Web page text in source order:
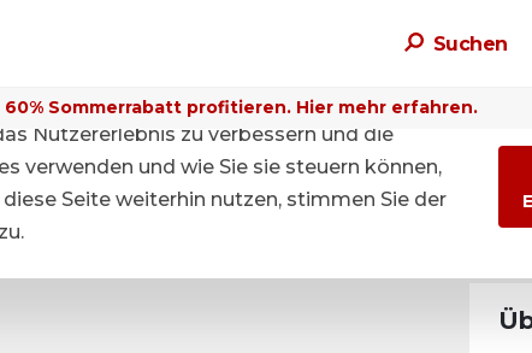
Suchen
Sommerrabatt profitieren. Hier mehr erfahren.
Nutzererlebnis zu verbessern und die
verwenden und wie Sie sie steuern können,
diese Seite weiterhin nutzen, stimmen Sie der